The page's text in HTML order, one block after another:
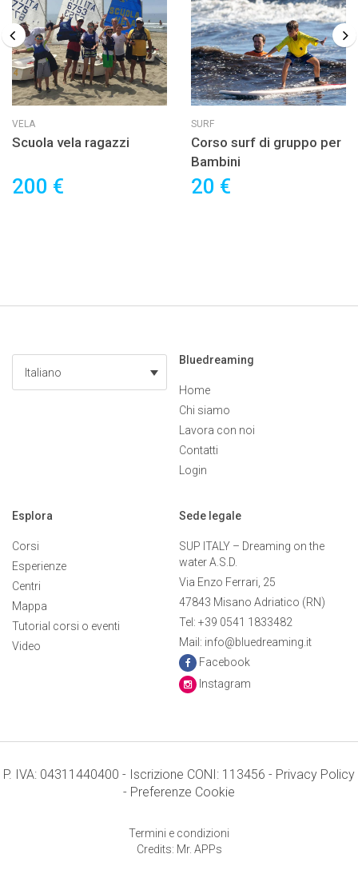
VELA
Scuola vela ragazzi
200 €
SURF
Corso surf di gruppo per
Bambini
20 €
Italiano
Bluedreaming
Home
Chi siamo
Lavora con noi
Contatti
Login
Esplora
Corsi
Esperienze
Centri
Mappa
Tutorial corsi o eventi
Video
Sede legale
SUP ITALY – Dreaming on the
water A.S.D.
Via Enzo Ferrari, 25
47843 Misano Adriatico (RN)
Tel: +39 0541 1833482
Mail: info@bluedreaming.it
Facebook
Instagram
P. IVA: 04311440400 - Iscrizione CONI: 113456 - Privacy Policy
- Preferenze Cookie
Termini e condizioni
Credits: Mr. APPs